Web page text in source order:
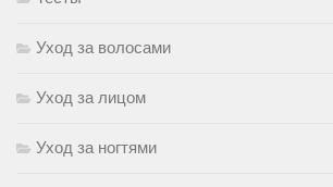
Уход за волосами
Уход за лицом
Уход за ногтями